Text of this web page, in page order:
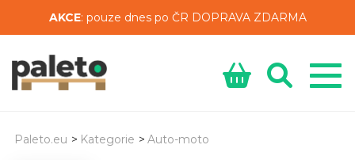
AKCE: pouze dnes po ČR DOPRAVA ZDARMA
Paleto.eu > Kategorie > Auto-moto